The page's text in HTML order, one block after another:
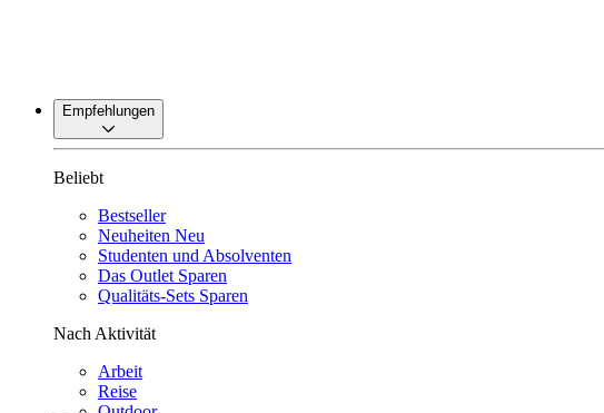
Empfehlungen
Beliebt
Bestseller
Neuheiten Neu
Studenten und Absolventen
Das Outlet Sparen
Qualitäts-Sets Sparen
Nach Aktivität
Arbeit
Reise